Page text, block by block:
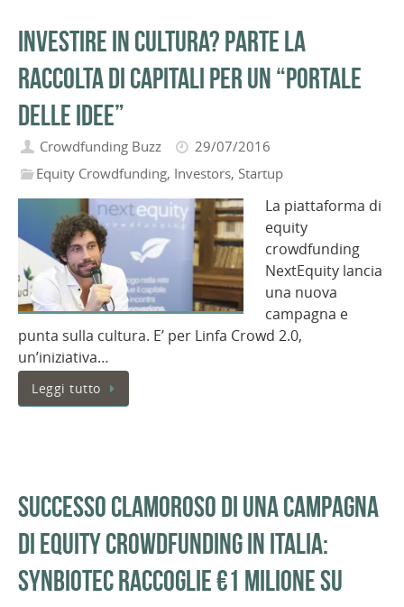
Investire in cultura? Parte la
raccolta di capitali per un “portale
delle idee”
Crowdfunding Buzz
29/07/2016
Equity Crowdfunding, Investors, Startup
La piattaforma di
equity
crowdfunding
NextEquity lancia
una nuova
campagna e
punta sulla cultura. E’ per Linfa Crowd 2.0,
un’iniziativa…
Leggi tutto
Successo clamoroso di una campagna
di equity crowdfunding in Italia:
Synbiotec raccoglie €1 milione su